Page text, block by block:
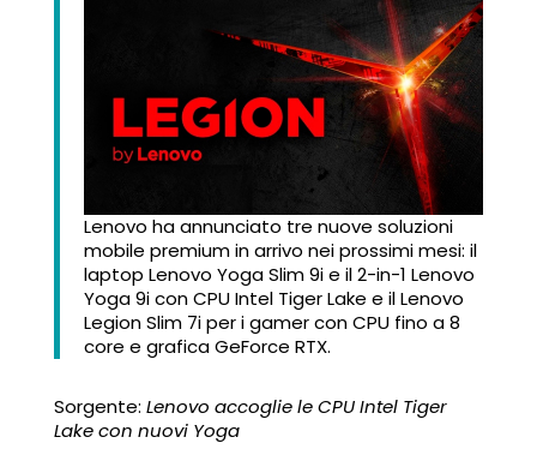
Lenovo ha annunciato tre nuove soluzioni
mobile premium in arrivo nei prossimi mesi: il
laptop Lenovo Yoga Slim 9i e il 2-in-1 Lenovo
Yoga 9i con CPU Intel Tiger Lake e il Lenovo
Legion Slim 7i per i gamer con CPU fino a 8
core e grafica GeForce RTX.
Sorgente: Lenovo accoglie le CPU Intel Tiger
Lake con nuovi Yoga